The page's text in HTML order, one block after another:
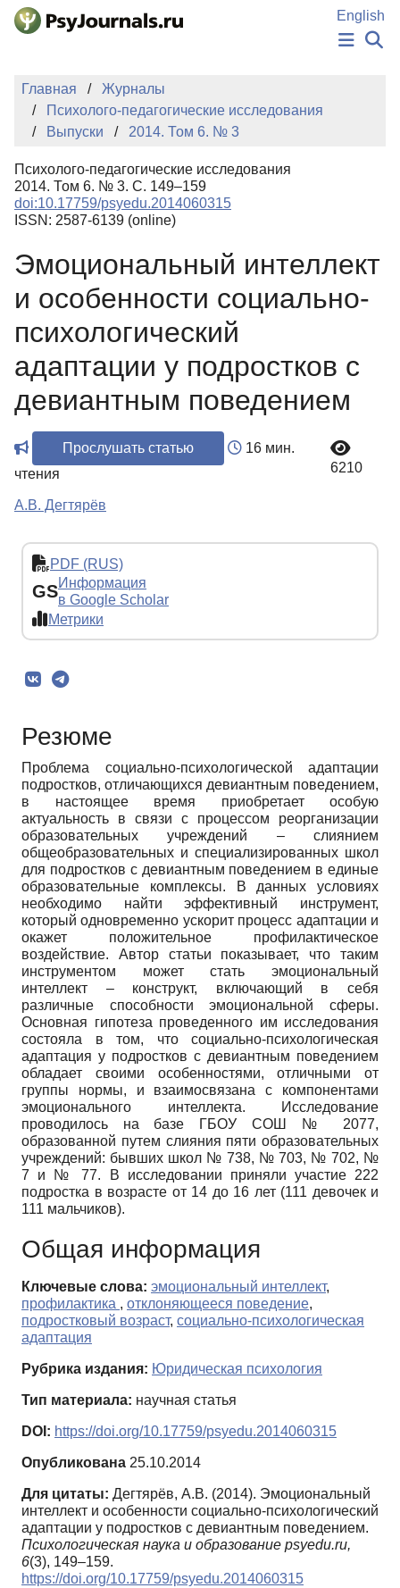
Перейти к основному содержанию
English
НОВОСТИ
АВТОРЫ
КЛЮЧЕВЫЕ СЛОВА
Регистрация
Главная
Журналы
Психолого-педагогические исследования
Выпуски
2014. Том 6. № 3
Психолого-педагогические исследования
2014. Том 6. № 3. С. 149–159
doi:10.17759/psyedu.2014060315
ISSN: 2587-6139 (online)
Эмоциональный интеллект
и особенности социально-
психологический
адаптации у подростков с
девиантным поведением
Прослушать статью
16 мин.
чтения
6210
А.В. Дегтярёв
PDF (RUS)
GSИнформация
в Google Scholar
Метрики
Резюме
Проблема социально-психологической адаптации
подростков, отличающихся девиантным поведением,
в настоящее время приобретает особую
актуальность в связи с процессом реорганизации
образовательных учреждений – слиянием
общеобразовательных и специализированных школ
для подростков с девиантным поведением в единые
образовательные комплексы. В данных условиях
необходимо найти эффективный инструмент,
который одновременно ускорит процесс адаптации и
окажет положительное профилактическое
воздействие. Автор статьи показывает, что таким
инструментом может стать эмоциональный
интеллект – конструкт, включающий в себя
различные способности эмоциональной сферы.
Основная гипотеза проведенного им исследования
состояла в том, что социально-психологическая
адаптация у подростков с девиантным поведением
обладает своими особенностями, отличными от
группы нормы, и взаимосвязана с компонентами
эмоционального интеллекта. Исследование
проводилось на базе ГБОУ СОШ № 2077,
образованной путем слияния пяти образовательных
учреждений: бывших школ № 738, № 703, № 702, №
7 и № 77. В исследовании приняли участие 222
подростка в возрасте от 14 до 16 лет (111 девочек и
111 мальчиков).
Общая информация
Ключевые слова: эмоциональный интеллект,
профилактика , отклоняющееся поведение,
подростковый возраст, социально-психологическая
адаптация
Рубрика издания: Юридическая психология
Тип материала: научная статья
DOI: https://doi.org/10.17759/psyedu.2014060315
Опубликована 25.10.2014
Для цитаты: Дегтярёв, А.В. (2014). Эмоциональный
интеллект и особенности социально-психологический
адаптации у подростков с девиантным поведением.
Психологическая наука и образование psyedu.ru,
6(3), 149–159.
https://doi.org/10.17759/psyedu.2014060315